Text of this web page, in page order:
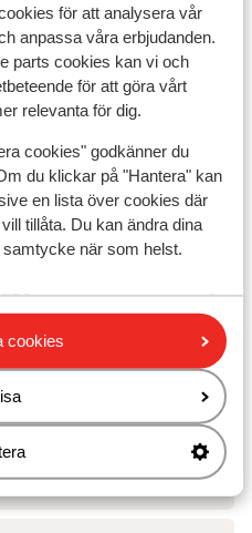
för att analysera vår
anpassa våra erbjudanden.
parts cookies kan vi och
för att göra vårt
relevanta för dig.
cookies" godkänner du
du klickar på "Hantera" kan
en lista över cookies där
tillåta. Du kan ändra dina
när som helst.
cookies